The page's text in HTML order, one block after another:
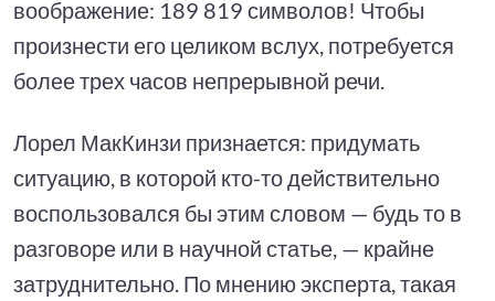
воображение: 189 819 символов! Чтобы
произнести его целиком вслух, потребуется
более трех часов непрерывной речи.
Лорел МакКинзи признается: придумать
ситуацию, в которой кто-то действительно
воспользовался бы этим словом — будь то в
разговоре или в научной статье, — крайне
затруднительно. По мнению эксперта, такая